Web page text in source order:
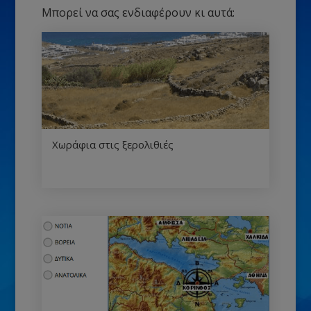
Μπορεί να σας ενδιαφέρουν κι αυτά:
Χωράφια στις ξερολιθιές